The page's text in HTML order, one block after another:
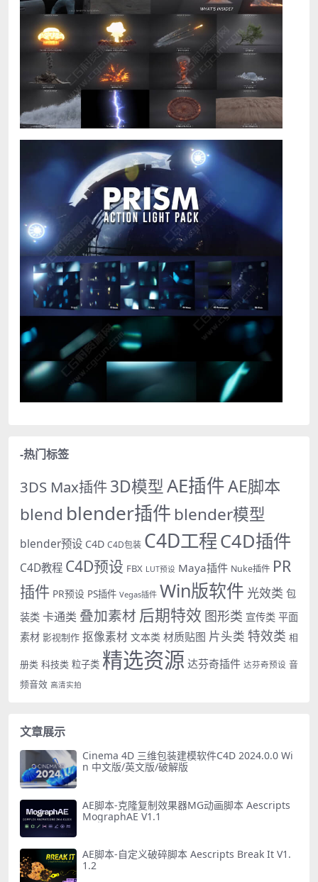
-热门标签
3DS Max插件3D模型AE插件AE脚本
blend blender插件 blender模型
blender预设 C4D C4D包装 C4D工程C4D插件
C4D教程 C4D预设 FBX LUT预设 Maya插件 Nuke插件 PR
插件 PR预设 PS插件 Vegas插件 Win版软件 光效类 包
装类 卡通类 叠加素材 后期特效 图形类 宣传类 平面
素材 影视制作 抠像素材 文本类 材质贴图 片头类 特效类 相
册类 科技类 粒子类 精选资源 达芬奇插件 达芬奇预设 音
频音效 高清实拍
文章展示
Cinema 4D 三维包装建模软件C4D 2024.0.0 Wi
n 中文版/英文版/破解版
AE脚本-克隆复制效果器MG动画脚本 Aescripts
MographAE V1.1
AE脚本-自定义破碎脚本 Aescripts Break It V1.
1.2